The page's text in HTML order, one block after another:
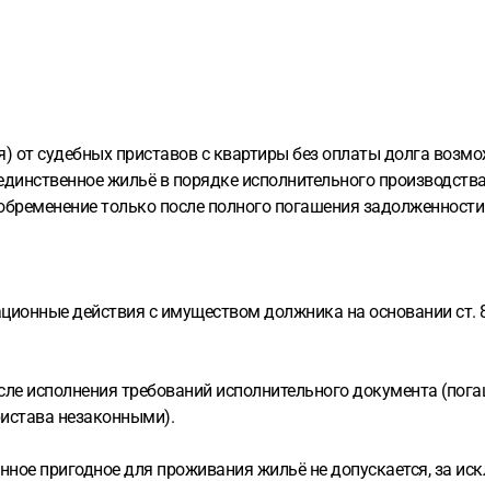
от судебных приставов с квартиры без оплаты долга
жильё в порядке исполнительного
только после полного погашения
действия с имуществом должника на основании
исполнения требований исполнительного документа
незаконными).
пригодное для проживания жильё не допускается, за